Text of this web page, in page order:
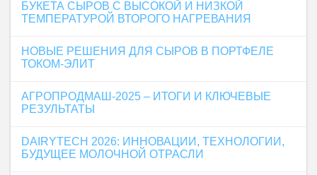
БУКЕТА СЫРОВ С ВЫСОКОЙ И НИЗКОЙ
ТЕМПЕРАТУРОЙ ВТОРОГО НАГРЕВАНИЯ
НОВЫЕ РЕШЕНИЯ ДЛЯ СЫРОВ В ПОРТФЕЛЕ
ТОКОМ-ЭЛИТ
АГРОПРОДМАШ-2025 – ИТОГИ И КЛЮЧЕВЫЕ
РЕЗУЛЬТАТЫ
DAIRYTECH 2026: ИННОВАЦИИ, ТЕХНОЛОГИИ,
БУДУЩЕЕ МОЛОЧНОЙ ОТРАСЛИ